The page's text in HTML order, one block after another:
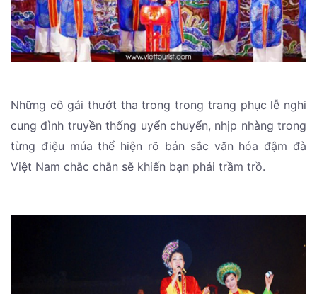
Những cô gái thướt tha trong trong trang phục lễ nghi
cung đình truyền thống uyển chuyển, nhịp nhàng trong
từng điệu múa thể hiện rõ bản sắc văn hóa đậm đà
Việt Nam chắc chắn sẽ khiến bạn phải trầm trồ.